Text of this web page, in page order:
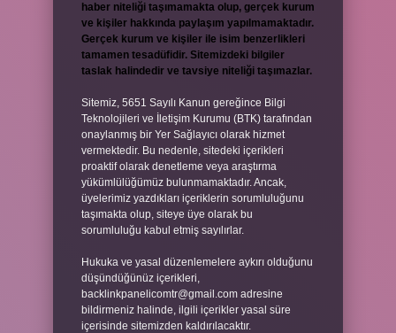
haber niteliği taşımamakta olup, gerçek kurum
ve kişiler hakkında paylaşım yapılmamaktadır.
Gerçek kurum ve kişiler ile isim benzerlikleri
tamamen tesadüfidir. Sitemizdeki bilgiler
taslak halindedir ve tavsiye niteliği taşımazlar.
Sitemiz, 5651 Sayılı Kanun gereğince Bilgi
Teknolojileri ve İletişim Kurumu (BTK) tarafından
onaylanmış bir Yer Sağlayıcı olarak hizmet
vermektedir. Bu nedenle, sitedeki içerikleri
proaktif olarak denetleme veya araştırma
yükümlülüğümüz bulunmamaktadır. Ancak,
üyelerimiz yazdıkları içeriklerin sorumluluğunu
taşımakta olup, siteye üye olarak bu
sorumluluğu kabul etmiş sayılırlar.
Hukuka ve yasal düzenlemelere aykırı olduğunu
düşündüğünüz içerikleri,
backlinkpanelicomtr@gmail.com adresine
bildirmeniz halinde, ilgili içerikler yasal süre
içerisinde sitemizden kaldırılacaktır.